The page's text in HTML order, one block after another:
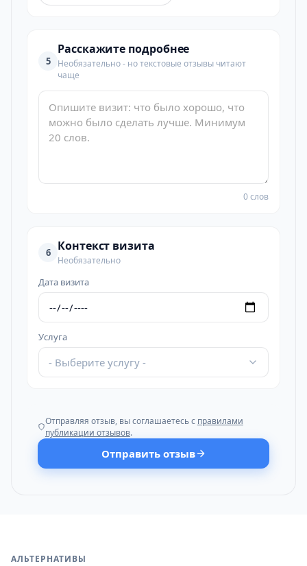
5
Расскажите подробнее
Необязательно - но текстовые отзывы читают
чаще
0 слов
6 Контекст визита
Необязательно
Дата визита
Услуга
- Выберите услугу -
Отправляя отзыв, вы соглашаетесь с правилами
публикации отзывов.
Отправить отзыв
АЛЬТЕРНАТИВЫ